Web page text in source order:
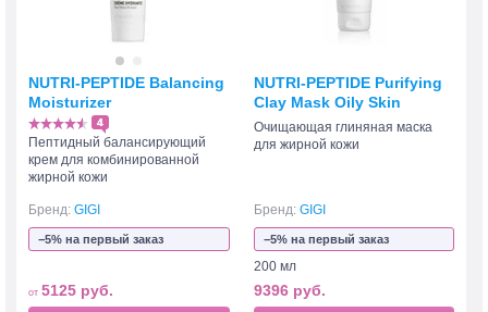
NUTRI-PEPTIDE Balancing
Moisturizer
4
Пептидный балансирующий
крем для комбинированной
жирной кожи
Бренд: GIGI
−5% на первый заказ
5125 руб.
NUTRI-PEPTIDE Purifying
Clay Mask Oily Skin
Очищающая глиняная маска
для жирной кожи
Бренд: GIGI
−5% на первый заказ
200 мл
9396 руб.